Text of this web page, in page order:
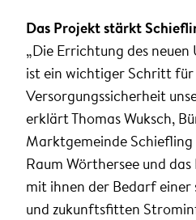
Das Projekt stärkt
„Die Errichtung des
ist ein wichtiger Schritt für
Versorgungssicherheit
erklärt Thomas Wuksch,
Marktgemeinde
Raum Wörthersee und
mit ihnen der Bedarf
und zukunftsfitten